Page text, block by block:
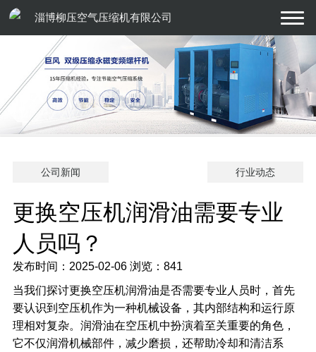
淄博柳压空气压缩机有限公司
公司新闻 行业动态
更换空压机润滑油需要专业
人员吗？
发布时间：2025-02-06 浏览：841
当我们探讨更换空压机润滑油是否需要专业人员时，首先
要认识到空压机作为一种机械设备，其内部结构和运行原
理相对复杂。润滑油在空压机中扮演着至关重要的角色，
它不仅润滑机械部件，减少磨损，还帮助冷却和清洁系